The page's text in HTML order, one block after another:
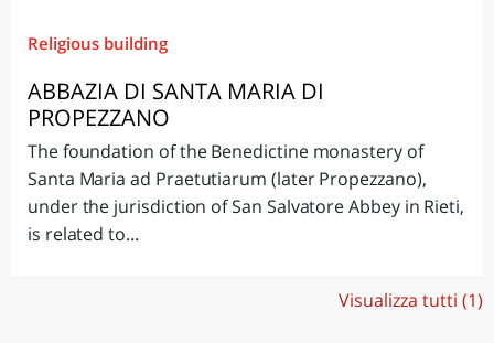
Religious building
ABBAZIA DI SANTA MARIA DI
PROPEZZANO
The foundation of the Benedictine monastery of
Santa Maria ad Praetutiarum (later Propezzano),
under the jurisdiction of San Salvatore Abbey in Rieti,
is related to...
Visualizza tutti (1)